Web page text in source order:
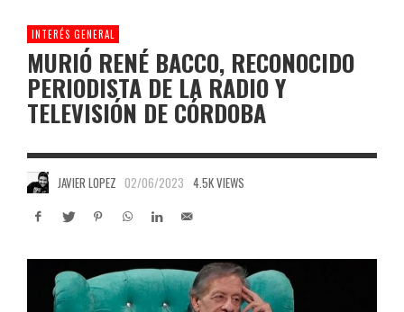
INTERÉS GENERAL
MURIÓ RENÉ BACCO, RECONOCIDO
PERIODISTA DE LA RADIO Y
TELEVISIÓN DE CÓRDOBA
JAVIER LOPEZ 02/06/2023 4.5K VIEWS